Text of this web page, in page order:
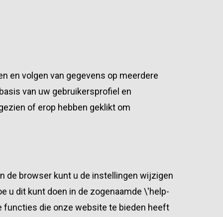
en volgen van gegevens op meerdere
van uw gebruikersprofiel en
of erop hebben geklikt om
de browser kunt u de instellingen wijzigen
u dit kunt doen in de zogenaamde \'help-
functies die onze website te bieden heeft